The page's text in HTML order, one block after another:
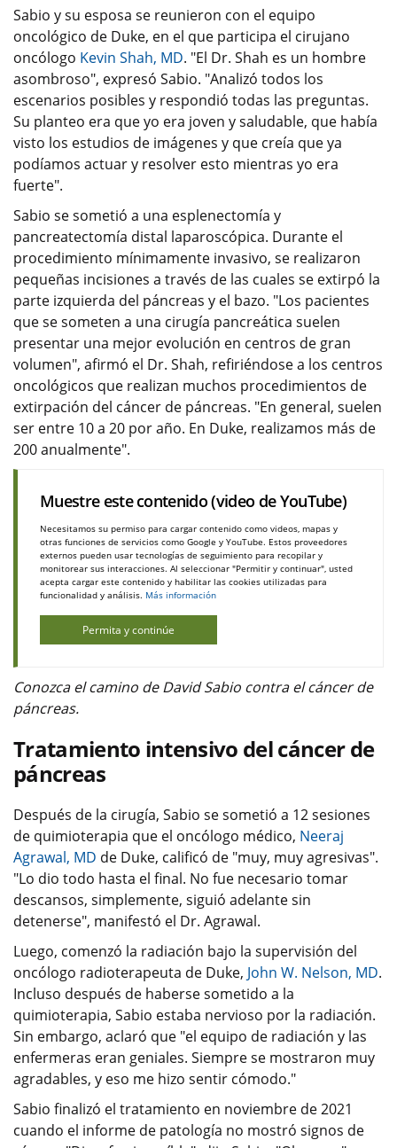
Sabio y su esposa se reunieron con el equipo
oncológico de Duke, en el que participa el cirujano
oncólogo Kevin Shah, MD. "El Dr. Shah es un hombre
asombroso", expresó Sabio. "Analizó todos los
escenarios posibles y respondió todas las preguntas.
Su planteo era que yo era joven y saludable, que había
visto los estudios de imágenes y que creía que ya
podíamos actuar y resolver esto mientras yo era
fuerte".
Sabio se sometió a una esplenectomía y
pancreatectomía distal laparoscópica. Durante el
procedimiento mínimamente invasivo, se realizaron
pequeñas incisiones a través de las cuales se extirpó la
parte izquierda del páncreas y el bazo. "Los pacientes
que se someten a una cirugía pancreática suelen
presentar una mejor evolución en centros de gran
volumen", afirmó el Dr. Shah, refiriéndose a los centros
oncológicos que realizan muchos procedimientos de
extirpación del cáncer de páncreas. "En general, suelen
ser entre 10 a 20 por año. En Duke, realizamos más de
200 anualmente".
Muestre este contenido (video de YouTube)
Necesitamos su permiso para cargar contenido como videos, mapas y
otras funciones de servicios como Google y YouTube. Estos proveedores
externos pueden usar tecnologías de seguimiento para recopilar y
monitorear sus interacciones. Al seleccionar "Permitir y continuar", usted
acepta cargar este contenido y habilitar las cookies utilizadas para
funcionalidad y análisis. Más información
Permita y continúe
Conozca el camino de David Sabio contra el cáncer de
páncreas.
Tratamiento intensivo del cáncer de
páncreas
Después de la cirugía, Sabio se sometió a 12 sesiones
de quimioterapia que el oncólogo médico, Neeraj
Agrawal, MD de Duke, calificó de "muy, muy agresivas".
"Lo dio todo hasta el final. No fue necesario tomar
descansos, simplemente, siguió adelante sin
detenerse", manifestó el Dr. Agrawal.
Luego, comenzó la radiación bajo la supervisión del
oncólogo radioterapeuta de Duke, John W. Nelson, MD.
Incluso después de haberse sometido a la
quimioterapia, Sabio estaba nervioso por la radiación.
Sin embargo, aclaró que "el equipo de radiación y las
enfermeras eran geniales. Siempre se mostraron muy
agradables, y eso me hizo sentir cómodo."
Sabio finalizó el tratamiento en noviembre de 2021
cuando el informe de patología no mostró signos de